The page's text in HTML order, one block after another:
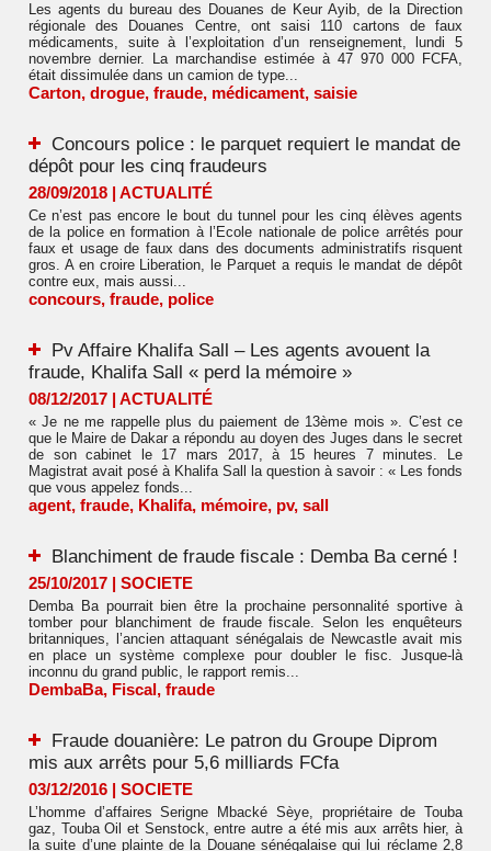
Les agents du bureau des Douanes de Keur Ayib, de la Direction
régionale des Douanes Centre, ont saisi 110 cartons de faux
médicaments, suite à l’exploitation d’un renseignement, lundi 5
novembre dernier. La marchandise estimée à 47 970 000 FCFA,
était dissimulée dans un camion de type...
Carton, drogue, fraude, médicament, saisie
Concours police : le parquet requiert le mandat de
dépôt pour les cinq fraudeurs
28/09/2018 | ACTUALITÉ
Ce n’est pas encore le bout du tunnel pour les cinq élèves agents
de la police en formation à l’Ecole nationale de police arrêtés pour
faux et usage de faux dans des documents administratifs risquent
gros. A en croire Liberation, le Parquet a requis le mandat de dépôt
contre eux, mais aussi...
concours, fraude, police
Pv Affaire Khalifa Sall – Les agents avouent la
fraude, Khalifa Sall « perd la mémoire »
08/12/2017 | ACTUALITÉ
« Je ne me rappelle plus du paiement de 13ème mois ». C’est ce
que le Maire de Dakar a répondu au doyen des Juges dans le secret
de son cabinet le 17 mars 2017, à 15 heures 7 minutes. Le
Magistrat avait posé à Khalifa Sall la question à savoir : « Les fonds
que vous appelez fonds...
agent, fraude, Khalifa, mémoire, pv, sall
Blanchiment de fraude fiscale : Demba Ba cerné !
25/10/2017 | SOCIETE
Demba Ba pourrait bien être la prochaine personnalité sportive à
tomber pour blanchiment de fraude fiscale. Selon les enquêteurs
britanniques, l’ancien attaquant sénégalais de Newcastle avait mis
en place un système complexe pour doubler le fisc. Jusque-là
inconnu du grand public, le rapport remis...
DembaBa, Fiscal, fraude
Fraude douanière: Le patron du Groupe Diprom
mis aux arrêts pour 5,6 milliards FCfa
03/12/2016 | SOCIETE
L’homme d’affaires Serigne Mbacké Sèye, propriétaire de Touba
gaz, Touba Oil et Senstock, entre autre a été mis aux arrêts hier, à
la suite d’une plainte de la Douane sénégalaise qui lui réclame 2,8